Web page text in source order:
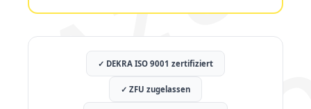
✓ DEKRA ISO 9001 zertifiziert
✓ ZFU zugelassen